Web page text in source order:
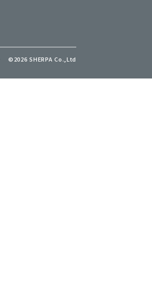
©2026 SHERPA Co.,Ltd